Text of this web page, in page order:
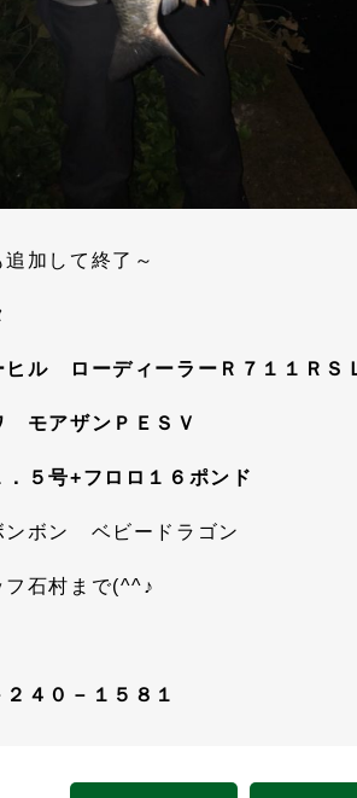
加して終了～
ル ローディーラーＲ７１１ＲＳ
モアザンＰＥＳＶ
５号+フロロ１６ポンド
ンボン ベビードラゴン
フ石村まで(^^♪
４０－１５８１